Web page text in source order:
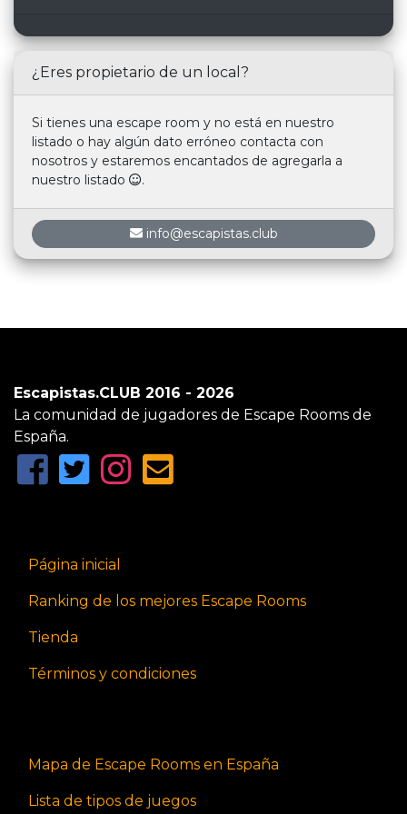
¿Eres propietario de un local?
Si tienes una escape room y no está en nuestro
listado o hay algún dato erróneo contacta con
nosotros y estaremos encantados de agregarla a
nuestro listado
.
info@escapistas.club
Escapistas.CLUB 2016 - 2026
La comunidad de jugadores de Escape Rooms de
España.
Página inicial
Ranking de los mejores Escape Rooms
Tienda
Términos y condiciones
Mapa de Escape Rooms en España
Lista de tipos de juegos